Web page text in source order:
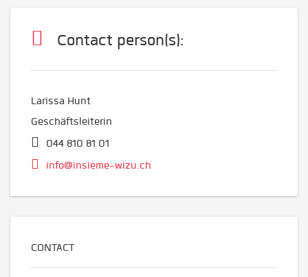
Contact person(s):
Larissa Hunt
Geschäftsleiterin
044 810 81 01
info@insieme-wizu.ch
CONTACT